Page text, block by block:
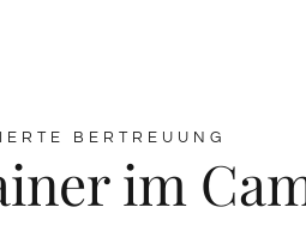
BERTREUUNG
im